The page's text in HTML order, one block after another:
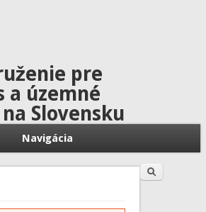
pre
a územné
Slovensku
Navigácia
tu
Hľadať